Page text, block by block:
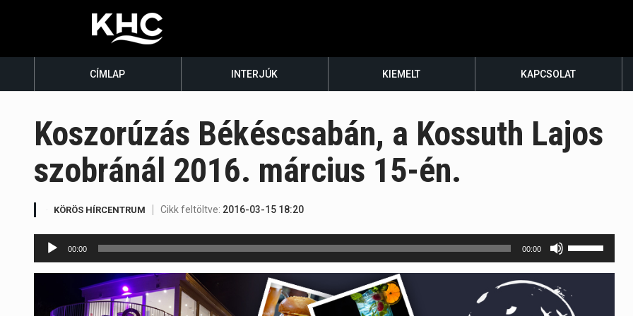
CÍMLAP INTERJÚK KIEMELT KAPCSOLAT
Koszorúzás Békéscsabán, a Kossuth Lajos
szobránál 2016. március 15-én.
KÖRÖS HÍRCENTRUM Cikk feltöltve: 2016-03-15 18:20
Audió
lejátszó
00:00 00:00
hangerő
illetőleg